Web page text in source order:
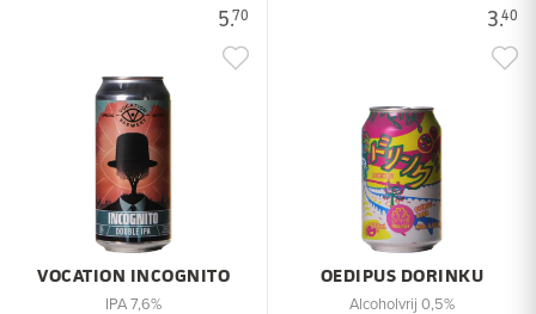
5.70
VOCATION INCOGNITO
IPA 7,6%
3.40
OEDIPUS DORINKU
Alcoholvrij 0,5%